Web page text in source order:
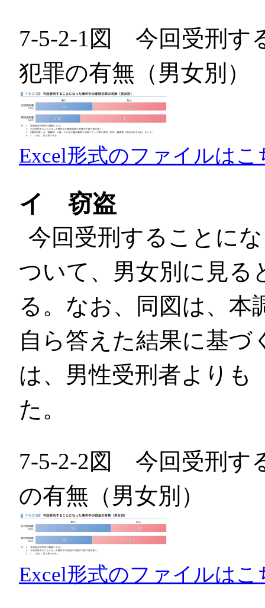
7-5-2-1図 今回受刑す
犯罪の有無（男女別）
Excel形式のファイルはこ
イ 窃盗
今回受刑することに
ついて、男女別に見る
る。なお、同図は、本
自ら答えた結果に基づ
は、男性受刑者よりも
た。
7-5-2-2図 今回受刑す
の有無（男女別）
Excel形式のファイルはこ